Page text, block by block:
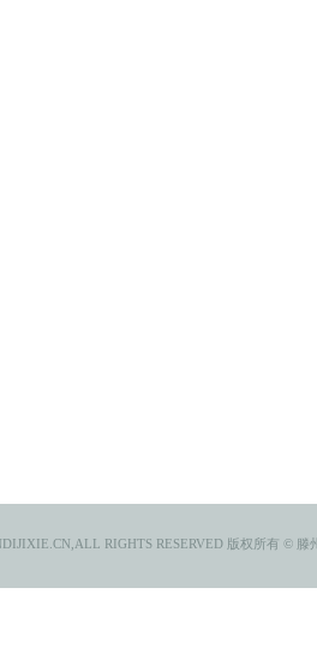
RIGHTS RESERVED 版权所有 © 滕